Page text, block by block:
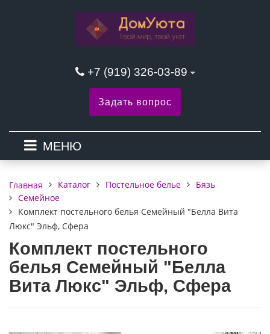
+7 (919) 326-03-89
Задать вопрос
МЕНЮ
Главная Каталог Постельное белье
Бязь
Семейное
Комплект постельного белья Семейный "Белла Вита
Люкс" Эльф, Сфера
Комплект постельного
белья Семейный "Белла
Вита Люкс" Эльф, Сфера